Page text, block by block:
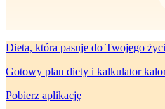
Dieta, która pasuje do Twojego
Gotowy plan diety i kalkulator
Pobierz aplikację